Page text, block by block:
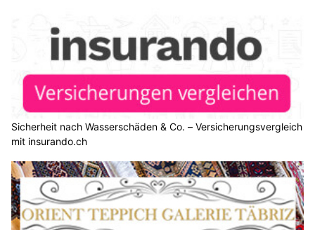
Sicherheit nach Wasserschäden & Co. – Versicherungsvergleich
mit insurando.ch